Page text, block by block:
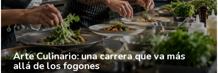
Arte Culinario: una carrera que va más
allá de los fogones